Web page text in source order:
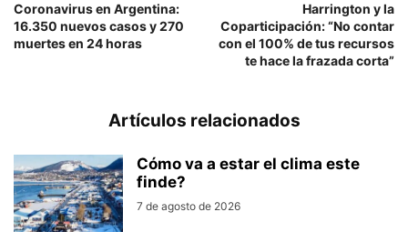
Coronavirus en Argentina:
16.350 nuevos casos y 270
muertes en 24 horas
Harrington y la
Coparticipación: “No contar
con el 100% de tus recursos
te hace la frazada corta”
Artículos relacionados
Cómo va a estar el clima este
finde?
7 de agosto de 2026